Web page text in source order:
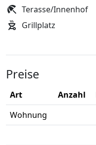
Terasse/Innenhof
Grillplatz
Preise
Art Anzahl
Wohnung